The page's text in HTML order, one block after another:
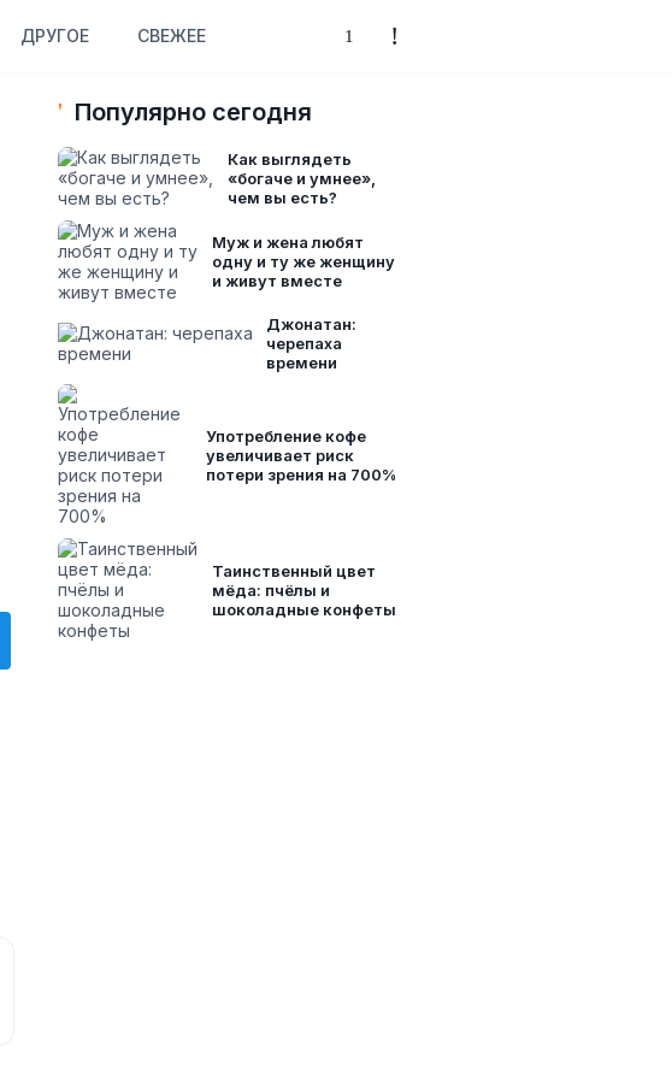
ДРУГОЕ СВЕЖЕЕ
Популярно сегодня
Как выглядеть
«богаче и умнее»,
чем вы есть?
Муж и жена любят
одну и ту же женщину
и живут вместе
Джонатан:
черепаха
времени
Употребление кофе
увеличивает риск
потери зрения на 700%
Таинственный цвет
мёда: пчёлы и
шоколадные конфеты